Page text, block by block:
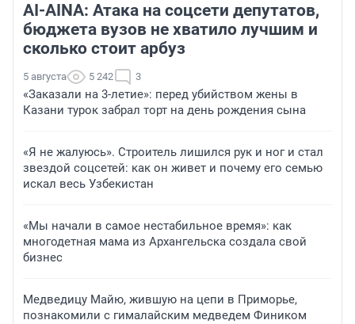
AI-AINA: Атака на соцсети депутатов,
бюджета вузов не хватило лучшим и
сколько стоит арбуз
5 августа 5 242 3
«Заказали на 3-летие»: перед убийством жены в
Казани турок забрал торт на день рождения сына
«Я не жалуюсь». Строитель лишился рук и ног и стал
звездой соцсетей: как он живет и почему его семью
искал весь Узбекистан
«Мы начали в самое нестабильное время»: как
многодетная мама из Архангельска создала свой
бизнес
Медведицу Майю, жившую на цепи в Приморье,
познакомили с гималайским медведем Фиником